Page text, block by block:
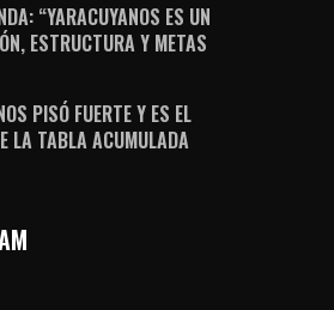
“YARACUYANOS ES UN
ESTRUCTURA Y METAS
PISÓ FUERTE Y ES EL
LA TABLA ACUMULADA